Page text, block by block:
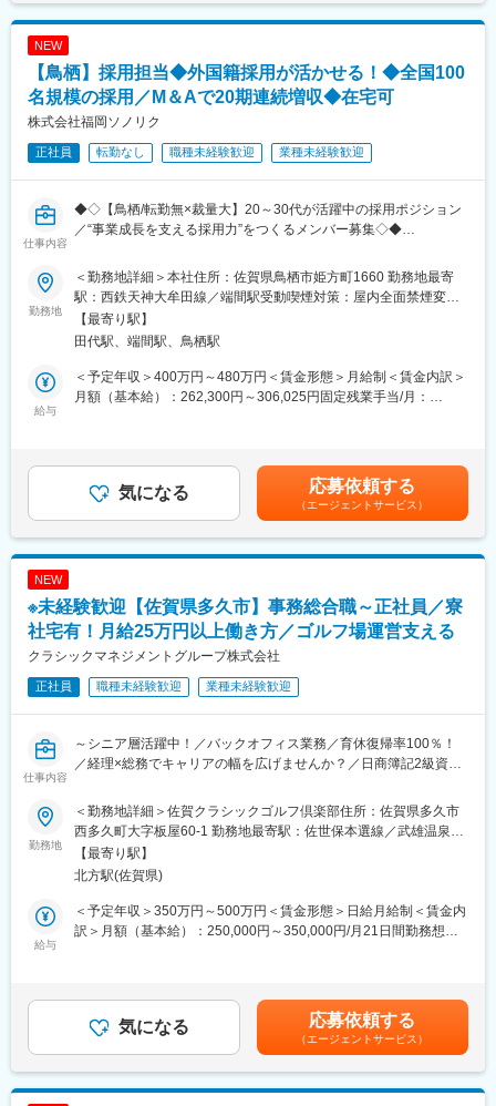
・年に1度の旅行手当支給や、月に2回利用できる出張整体など、
大手企業並の福利厚生を目指しています。
・時短勤務やパート勤務等、ライフステージに応じて働き方を変
更していくことも可能です。
勉強会を実施しています（業務時間内）。ほか社内外研修あり。
・評価制度が公開されており、頑張りは正当に評価いたします(成
■サービス内容：
事業承継支援、相続支援、事業計画策定・実行支援、組織活性化
支援、法人設立支援、帳簿入力支援など
変更の範囲：会社の定める業務
・全社的なプロジェクト管理体制の改革推進と運用サポート
プロジェクト管理ツール（Asana）を用いたプロジェクト管理体
制の導入と定着をリードします。
・経営層との連携
・各プロジェクトの監督とフィードバック
フィードバックを行います。
必要に応じてプロジェクトメンバーとヒアリングを行い、現場の
課題や意見を経営層に報告します。
やキャリアパスの開発支援、社内業務効率化、DX推進等
その他にも、青果販売業、倉庫業、リース業、太陽光発電事業を
手がけています。
独自の保管技術と輸送体制で、生産者様からお預かりした商品を
果、昨期の単体売上高は60億円を超え、営業利益率としても10％
現在は西日本を軸に物流拠点を展開していますが、今後は国内全
土をはじめ、海外にも拠点を構えて事業拡大を加速させていく予
定です。
NEW
【鳥栖】採用担当◆外国籍採用が活かせる！◆全国100
名規模の採用／M＆Aで20期連続増収◆在宅可
株式会社福岡ソノリク
正社員 転勤なし 職種未経験歓迎 業種未経験歓迎
仕事内容
◆◇【鳥栖/転勤無×裁量大】20～30代が活躍中の採用ポジション
／“事業成長を支える採用力”をつくるメンバー募集◇◆
当社は「農業×物流」の独自モデルで成長を続け、昨期売上60億
円を突破。全国・海外へも展開を進めており、それを支える“採用
力”の強化が急務です。年間100名規模（うち現場70名）の採用を
推進しており、現在は組織再構築の真っ最中。若手が主力の環境
で、あなたの経験がそのまま組織の成長につながるポジションで
す。
━━━━━━━━━━━━━━━━━━
がらも、会社の成長を左右する“大型採用”に関われます。
・紹介会社との折衝
・採用計画の策定サポート
・運用改善、仕組みづくり
に関係なく裁量が大きい
・採用企画・戦略立案にも挑戦可能
リアを広げる道もあり、新部署の立ち上げに関わるチャンスも！
・鳥栖勤務なのに、扱う採用規模は全国レベル
→ 地域に根ざしながら、成長企業でスケールの大きい仕事ができ
る稀少な環境
■組織構成
課長1名、メンバー2名
・物流部門で全国18位・九州2位の評価
・地方創生プロジェクトにも積極参画
勤務地
＜勤務地詳細＞本社住所：佐賀県鳥栖市姫方町1660 勤務地最寄
駅：西鉄天神大牟田線／端間駅受動喫煙対策：屋内全面禁煙変更
の範囲：会社の定める事業所
【最寄り駅】
田代駅、端間駅、鳥栖駅
給与
＜予定年収＞400万円～480万円＜賃金形態＞月給制＜賃金内訳＞
月額（基本給）：262,300円～306,025円固定残業手当/月：
は賞与（2ヶ月分）を含む想定金額です。別途決算賞与が支給され
ます。■昇給：年1回■賞与：年3回（夏・冬・決算期）※会社業績
による賃金はあくまでも目安の金額であり、選考を通じて上下す
る可能性があります。月給(月額)は固定手当を含めた表記です。
気になる 応募依頼する
（エージェントサービス）
NEW
※未経験歓迎【佐賀県多久市】事務総合職～正社員／寮
社宅有！月給25万円以上働き方／ゴルフ場運営支える
クラシックマネジメントグループ株式会社
正社員 職種未経験歓迎 業種未経験歓迎
仕事内容
～シニア層活躍中！／バックオフィス業務／育休復帰率100％！
／経理×総務でキャリアの幅を広げませんか？／日商簿記2級資格
■業務内容：
ゴルフ場の運営を支えるバックオフィス業務をお任せします。
経理業務から総務業務まで幅広くお任せします。
■主な仕事内容
【経理業務】
各種経理書類の整理・管理
業務に慣れてきたら決算補助にも挑戦できます！
勤務地
＜勤務地詳細＞佐賀クラシックゴルフ倶楽部住所：佐賀県多久市
西多久町大字板屋60-1 勤務地最寄駅：佐世保本選線／武雄温泉駅
受動喫煙対策：屋内全面禁煙変更の範囲：会社の定める事業所
【最寄り駅】
北方駅(佐賀県)
給与
＜予定年収＞350万円～500万円＜賃金形態＞日給月給制＜賃金内
訳＞月額（基本給）：250,000円～350,000円/月21日間勤務想定
(月額)は固定手当を含めた表記です。
気になる 応募依頼する
（エージェントサービス）